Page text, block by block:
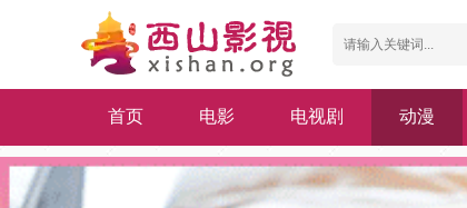
首页 电影 电视剧 动漫